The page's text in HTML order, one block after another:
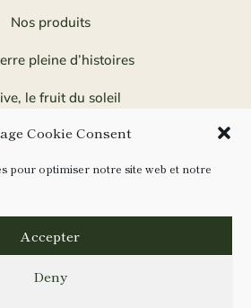
Cookie Consent
pour optimiser notre site web et notre
Accepter
Deny
Nos produits
pleine d’histoires
le fruit du soleil
aventure familiale
Le saviez-vous ?